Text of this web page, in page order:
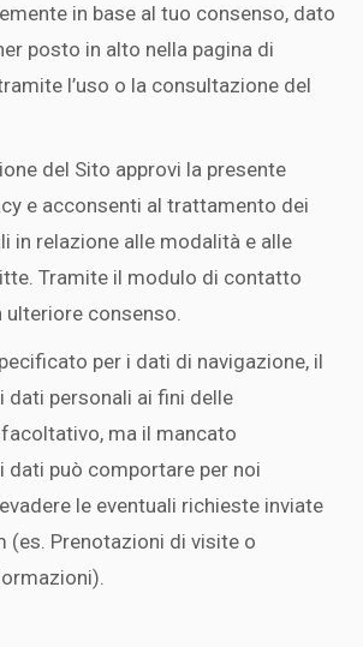
in base al tuo consenso, dato
posto in alto nella pagina di
l’uso o la consultazione del
del Sito approvi la presente
e acconsenti al trattamento dei
in relazione alle modalità e alle
Tramite il modulo di contatto
ulteriore consenso.
per i dati di navigazione, il
dati personali ai fini delle
ma il mancato
dati può comportare per noi
le eventuali richieste inviate
(es. Prenotazioni di visite o